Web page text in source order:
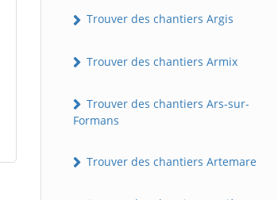
Trouver des chantiers Argis
Trouver des chantiers Armix
Trouver des chantiers Ars-sur-
Formans
Trouver des chantiers Artemare